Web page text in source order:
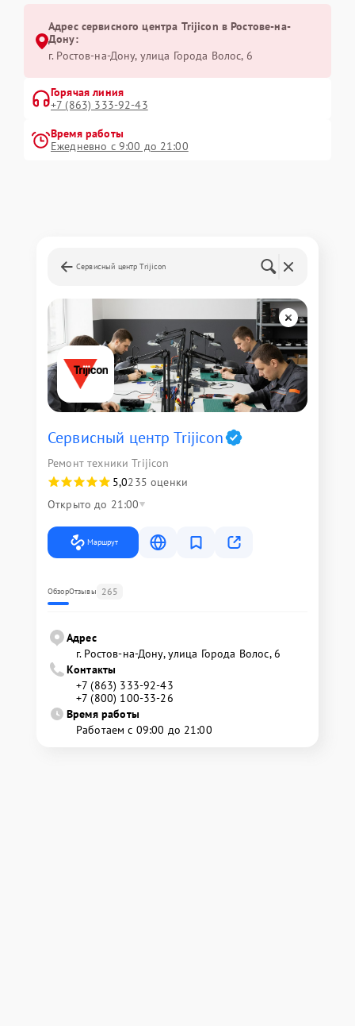
Адрес сервисного центра Trijicon в Ростове-на-
Дону:
г. Ростов-на-Дону, улица Города Волос, 6
Горячая линия
+7 (863) 333-92-43
Время работы
Ежедневно с 9:00 до 21:00
Сервисный центр Trijicon
Сервисный центр Trijicon
Ремонт техники Trijicon
5,0235 оценки
Открыто до 21:00
Маршрут
ОбзорОтзывы 265
Адрес
г. Ростов-на-Дону, улица Города Волос, 6
Контакты
+7 (863) 333-92-43
+7 (800) 100-33-26
Время работы
Работаем с 09:00 до 21:00